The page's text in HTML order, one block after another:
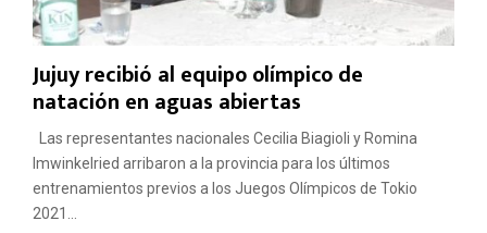
Jujuy recibió al equipo olímpico de
natación en aguas abiertas
Las representantes nacionales Cecilia Biagioli y Romina
Imwinkelried arribaron a la provincia para los últimos
entrenamientos previos a los Juegos Olímpicos de Tokio
2021...